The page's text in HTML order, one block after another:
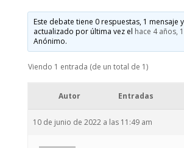
Este debate tiene 0 respuestas, 1 mensaje
actualizado por última vez el hace 4 años,
Anónimo.
Viendo 1 entrada (de un total de 1)
Autor Entradas
10 de junio de 2022 a las 11:49 am